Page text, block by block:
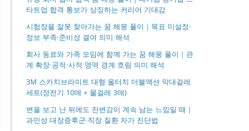
타트업 합격 통보가 상징하는 커리어 기대감
시험장을 잘못 찾아가는 꿈 해몽 풀이｜목표 미설정·
정보 부족·준비성 결여 의미 해석
회사 동료와 가족 모임에 함께 가는 꿈 해몽 풀이｜관
계 확장·공적·사적 영역 경계 흐림 의미 해석
3M 스카치브라이트 대형 올터치 더블액션 막대걸레
세트(정전기 10매 + 물걸레 3매)
변을 보고 난 뒤에도 잔변감이 계속 남는 느낌일 때｜
과민성 대장증후군·직장 질환 자가 진단법